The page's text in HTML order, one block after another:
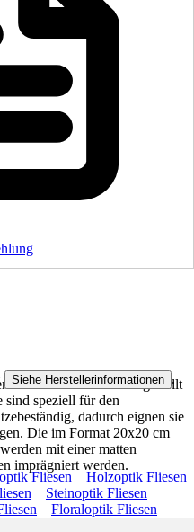
Druck aus Zement hergestellt
sind speziell für den
dadurch eignen sie
Die im Format 20x20 cm
mit einer matten
imprägniert werden.
Siehe Herstellerinformationen .
Fliesen
Holzoptik Fliesen
Steinoptik Fliesen
Floraloptik Fliesen